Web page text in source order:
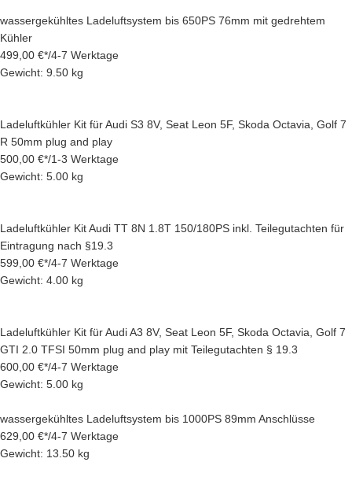
wassergekühltes Ladeluftsystem bis 650PS 76mm mit gedrehtem
Kühler
499,00 €*/4-7 Werktage
Gewicht: 9.50 kg
Ladeluftkühler Kit für Audi S3 8V, Seat Leon 5F, Skoda Octavia, Golf 7
R 50mm plug and play
500,00 €*/1-3 Werktage
Gewicht: 5.00 kg
Ladeluftkühler Kit Audi TT 8N 1.8T 150/180PS inkl. Teilegutachten für
Eintragung nach §19.3
599,00 €*/4-7 Werktage
Gewicht: 4.00 kg
Ladeluftkühler Kit für Audi A3 8V, Seat Leon 5F, Skoda Octavia, Golf 7
GTI 2.0 TFSI 50mm plug and play mit Teilegutachten § 19.3
600,00 €*/4-7 Werktage
Gewicht: 5.00 kg
wassergekühltes Ladeluftsystem bis 1000PS 89mm Anschlüsse
629,00 €*/4-7 Werktage
Gewicht: 13.50 kg